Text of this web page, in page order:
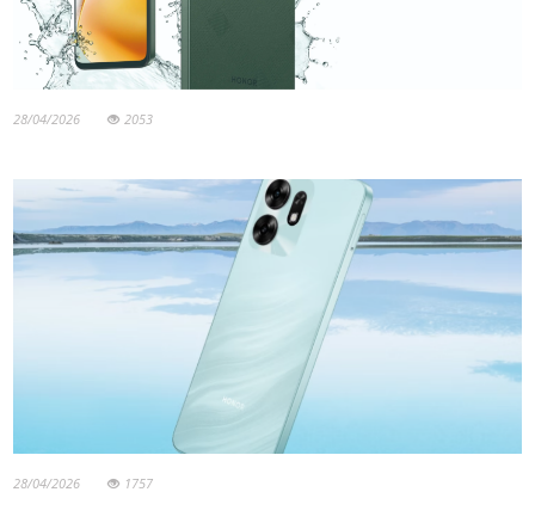
28/04/2026 2053
28/04/2026 1757